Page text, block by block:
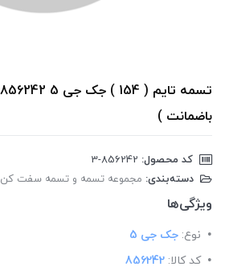
باضمانت )
کد محصول:
دسته‌بندی: مجموعه تسمه و تسمه سفت کن
ویژگی‌ها
نوع: جک جی 5
کد کالا: 856242